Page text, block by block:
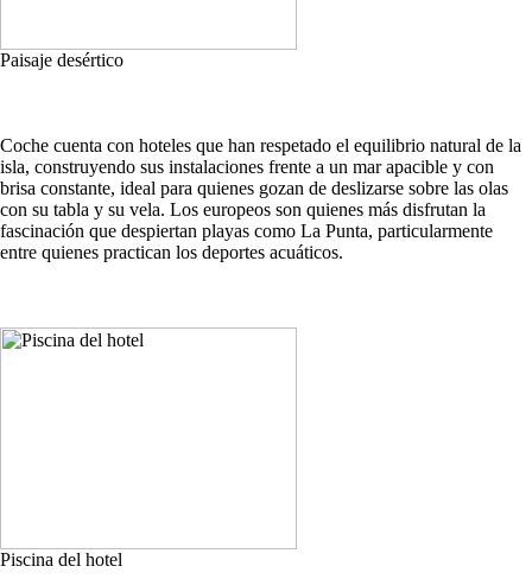
Paisaje desértico
Coche cuenta con hoteles que han respetado el equilibrio natural de la
isla, construyendo sus instalaciones frente a un mar apacible y con
brisa constante, ideal para quienes gozan de deslizarse sobre las olas
con su tabla y su vela. Los europeos son quienes más disfrutan la
fascinación que despiertan playas como La Punta, particularmente
entre quienes practican los deportes acuáticos.
Piscina del hotel